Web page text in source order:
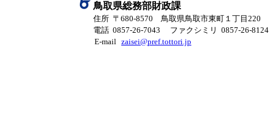
鳥取県総務部財政課
住所 〒680-8570 鳥取県鳥取市東町１丁目220
電話 0857-26-7043
ファクシミリ 0857-26-8124
E-mail zaisei@pref.tottori.jp